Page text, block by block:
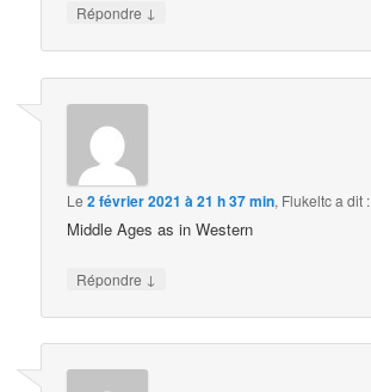
Répondre ↓
Le2 février 2021 à 21 h 37 min, Flukeltca dit :
Middle Ages as in Western
Répondre ↓